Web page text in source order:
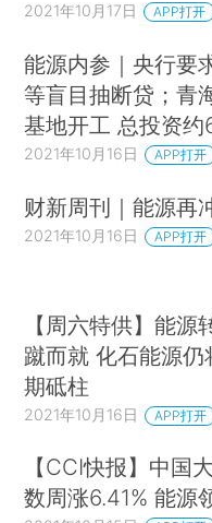
2021年10月17日 APP打开
能源内参｜央行要
等盲目抽断贷；青
基地开工 总投资约
2021年10月16日 APP打开
财新周刊｜能源再
2021年10月16日 APP打开
【周六特供】能源
蹴而就 化石能源仍
期砥柱
2021年10月16日 APP打开
【CCI快报】中国
数周涨6.41% 能源